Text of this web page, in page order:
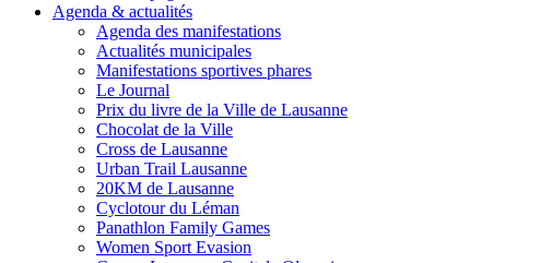
Agenda & actualités
Agenda des manifestations
Actualités municipales
Manifestations sportives phares
Le Journal
Prix du livre de la Ville de Lausanne
Chocolat de la Ville
Cross de Lausanne
Urban Trail Lausanne
20KM de Lausanne
Cyclotour du Léman
Panathlon Family Games
Women Sport Evasion